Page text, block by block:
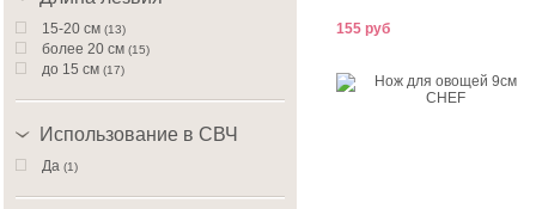
15-20 см (13)
более 20 см (15)
до 15 см (17)
Использование в СВЧ
Да (1)
155 руб